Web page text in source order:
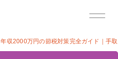
年収2000万円の節税対策完全ガイド｜手